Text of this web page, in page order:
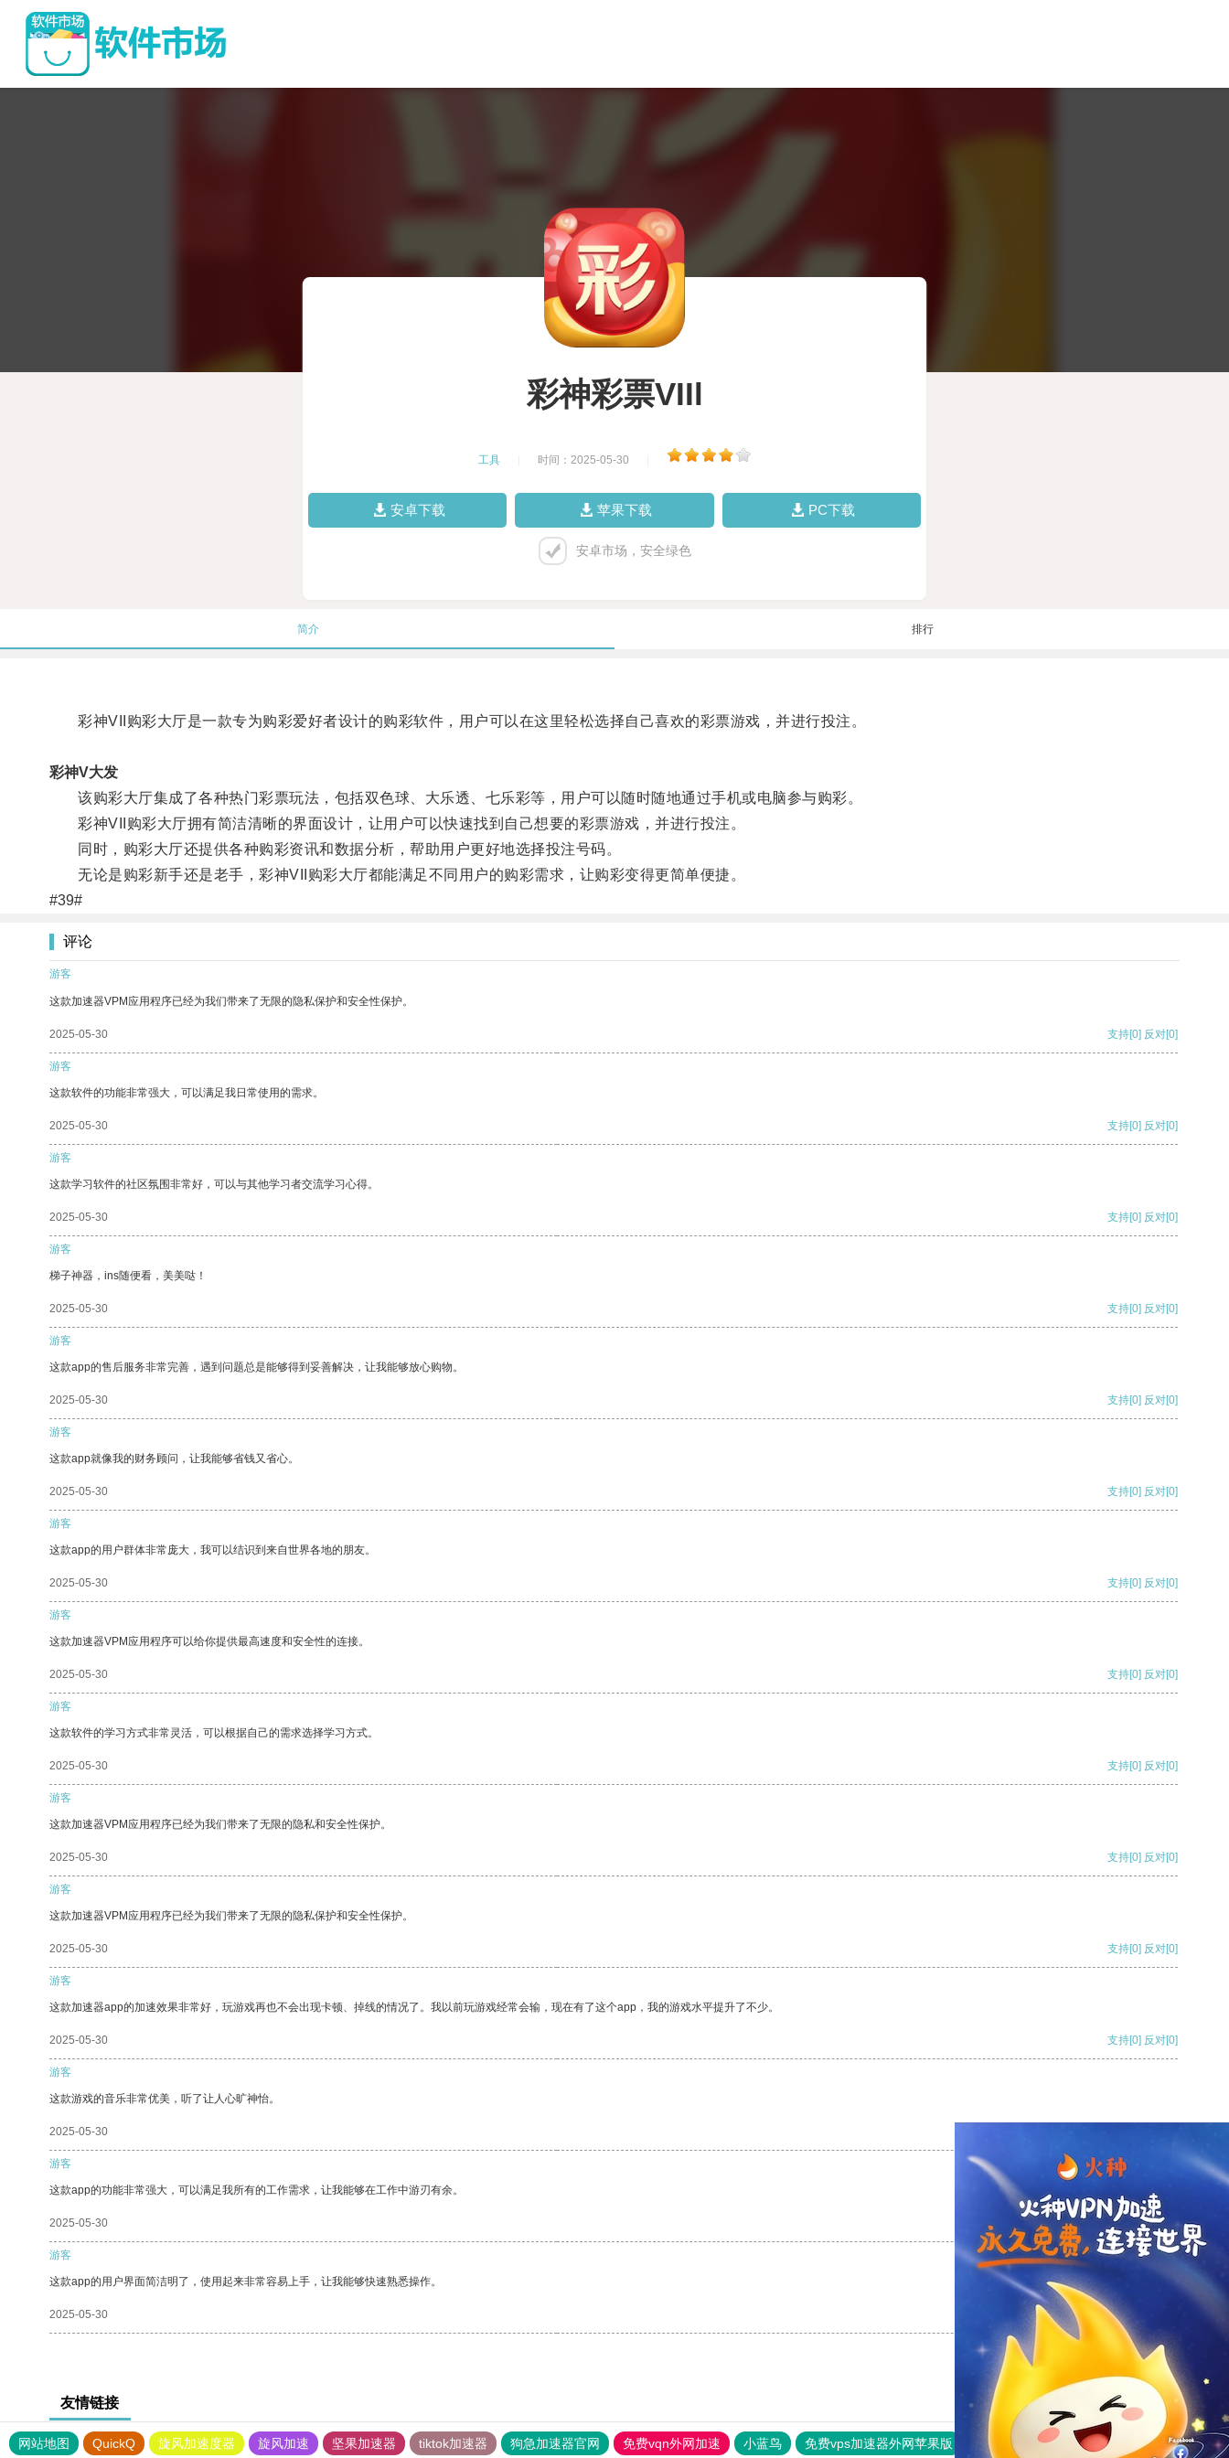
彩神彩票VIIl
工具 时间：2025-05-30
安卓下载 苹果下载 PC下载
安卓市场，安全绿色
简介 排行
彩神VII购彩大厅是一款专为购彩爱好者设计的购彩软件，用户可以在这里轻松选择自己喜欢的彩票游戏，并进行投注。
彩神V大发
该购彩大厅集成了各种热门彩票玩法，包括双色球、大乐透、七乐彩等，用户可以随时随地通过手机或电脑参与购彩。
彩神VII购彩大厅拥有简洁清晰的界面设计，让用户可以快速找到自己想要的彩票游戏，并进行投注。
同时，购彩大厅还提供各种购彩资讯和数据分析，帮助用户更好地选择投注号码。
无论是购彩新手还是老手，彩神VII购彩大厅都能满足不同用户的购彩需求，让购彩变得更简单便捷。
#39#
评论
游客
这款加速器VPM应用程序已经为我们带来了无限的隐私保护和安全性保护。
2025-05-30 支持[0] 反对[0]
游客
这款软件的功能非常强大，可以满足我日常使用的需求。
2025-05-30 支持[0] 反对[0]
游客
这款学习软件的社区氛围非常好，可以与其他学习者交流学习心得。
2025-05-30 支持[0] 反对[0]
游客
梯子神器，ins随便看，美美哒！
2025-05-30 支持[0] 反对[0]
游客
这款app的售后服务非常完善，遇到问题总是能够得到妥善解决，让我能够放心购物。
2025-05-30 支持[0] 反对[0]
游客
这款app就像我的财务顾问，让我能够省钱又省心。
2025-05-30 支持[0] 反对[0]
游客
这款app的用户群体非常庞大，我可以结识到来自世界各地的朋友。
2025-05-30 支持[0] 反对[0]
游客
这款加速器VPM应用程序可以给你提供最高速度和安全性的连接。
2025-05-30 支持[0] 反对[0]
游客
这款软件的学习方式非常灵活，可以根据自己的需求选择学习方式。
2025-05-30 支持[0] 反对[0]
游客
这款加速器VPM应用程序已经为我们带来了无限的隐私和安全性保护。
2025-05-30 支持[0] 反对[0]
游客
这款加速器VPM应用程序已经为我们带来了无限的隐私保护和安全性保护。
2025-05-30 支持[0] 反对[0]
游客
这款加速器app的加速效果非常好，玩游戏再也不会出现卡顿、掉线的情况了。我以前玩游戏经常会输，现在有了这个app，我的游戏水平提升了不少。
2025-05-30 支持[0] 反对[0]
游客
这款游戏的音乐非常优美，听了让人心旷神怡。
2025-05-30
游客
这款app的功能非常强大，可以满足我所有的工作需求，让我能够在工作中游刃有余。
2025-05-30 支持 [0] 反对 [0]
游客
这款app的用户界面简洁明了，使用起来非常容易上手，让我能够快速熟悉操作。
2025-05-30 支持
友情链接
网站地图 QuickQ 旋风加速度器 旋风加速 坚果加速器 tiktok加速器 狗急加速器官网 免费vqn外网加速 小蓝鸟 免费vps加速器外网苹果版 旋风加速度器 快连加速器